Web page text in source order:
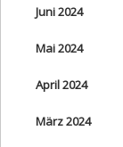
Juni 2024
Mai 2024
April 2024
März 2024